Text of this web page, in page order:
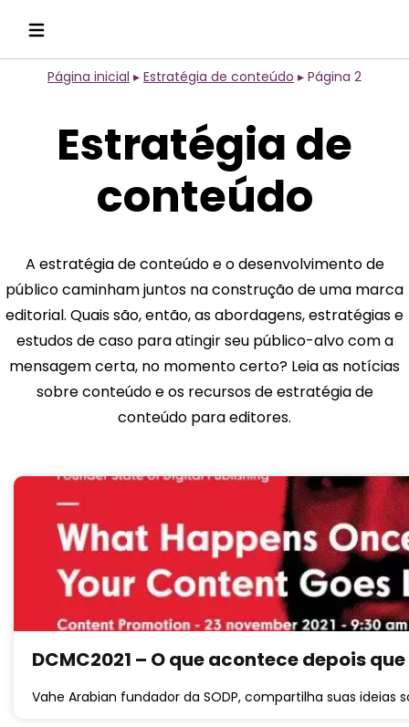
Página inicial ▸ Estratégia de conteúdo ▸ Página 2
Estratégia de
conteúdo
A estratégia de conteúdo e o desenvolvimento de
público caminham juntos na construção de uma marca
editorial. Quais são, então, as abordagens, estratégias e
estudos de caso para atingir seu público-alvo com a
mensagem certa, no momento certo? Leia as notícias
sobre conteúdo e os recursos de estratégia de
conteúdo para editores.
DCMC2021 – O que acontece depois
Vahe Arabian fundador da SODP, compartilha suas